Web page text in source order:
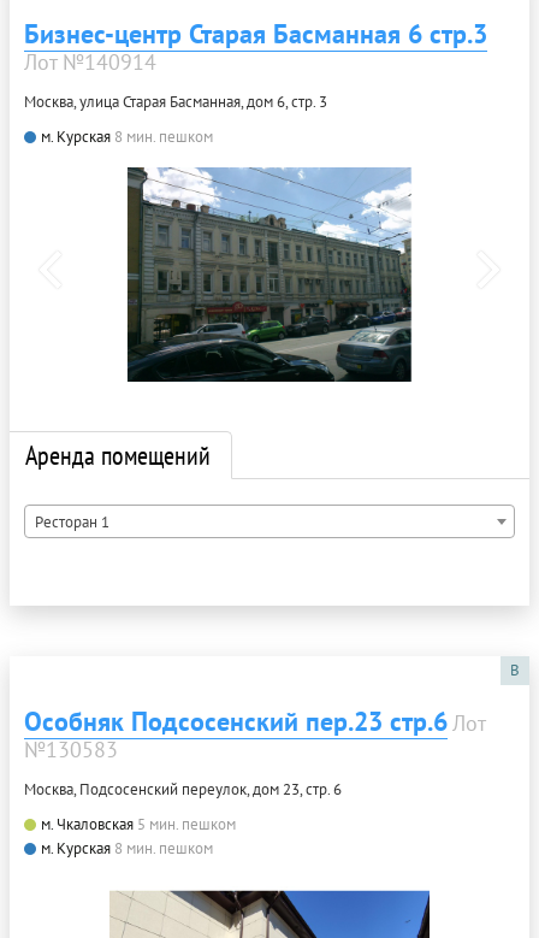
Бизнес-центр Старая Басманная 6 стр.3
Лот №140914
Москва, улица Старая Басманная, дом 6, стр. 3
м. Курская 8 мин. пешком
Аренда помещений
Ресторан 1
B
Особняк Подсосенский пер.23 стр.6Лот
№130583
Москва, Подсосенский переулок, дом 23, стр. 6
м. Чкаловская 5 мин. пешком
м. Курская 8 мин. пешком